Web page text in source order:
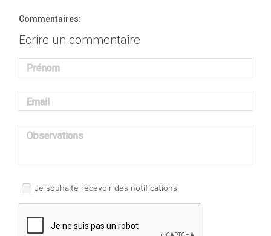
Commentaires:
Ecrire un commentaire
Prénom
Email
Observations
Je souhaite recevoir des notifications